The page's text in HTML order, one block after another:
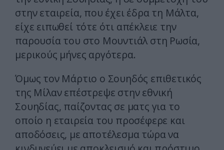
στην εταιρεία, που έχει έδρα τη Μάλτα,
είχε ειπωθεί τότε ότι απέκλειε την
παρουσία του στο Μουντιάλ στη Ρωσία,
μερικούς μήνες αργότερα.
Όμως τον Μάρτιο ο Σουηδός επιθετικός
της Μίλαν επέστρεψε στην εθνική
Σουηδίας, παίζοντας σε ματς για το
οποίο η εταιρεία του προσέφερε και
αποδόσεις, με αποτέλεσμα τώρα να